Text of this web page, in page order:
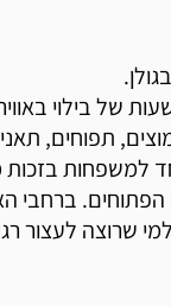
של בילוי
תפוחים,
למשפחות
הפתוחים. ברחבי
שרוצה לעצור